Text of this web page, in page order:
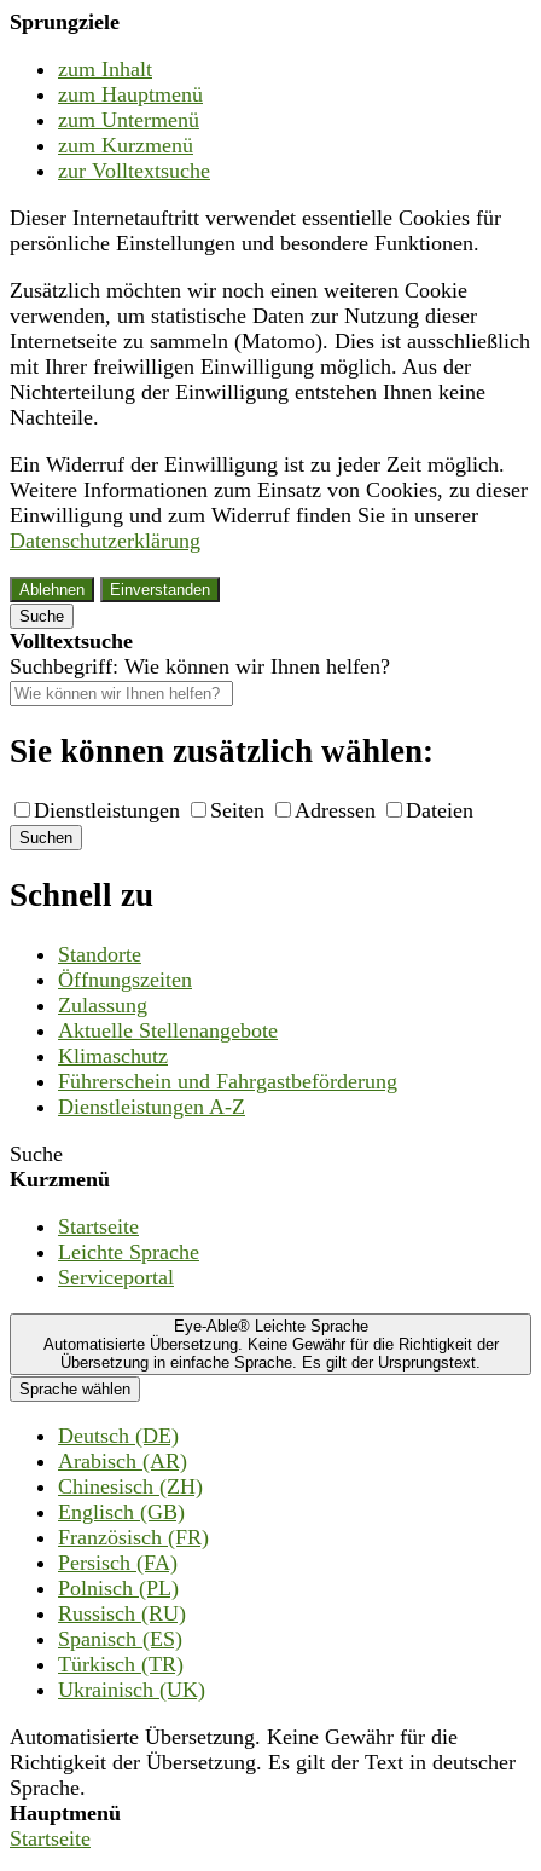
Sprungziele
zum Inhalt
zum Hauptmenü
zum Untermenü
zum Kurzmenü
zur Volltextsuche
Dieser Internetauftritt verwendet essentielle Cookies für
persönliche Einstellungen und besondere Funktionen.
Zusätzlich möchten wir noch einen weiteren Cookie
verwenden, um statistische Daten zur Nutzung dieser
Internetseite zu sammeln (Matomo). Dies ist ausschließlich
mit Ihrer freiwilligen Einwilligung möglich. Aus der
Nichterteilung der Einwilligung entstehen Ihnen keine
Nachteile.
Ein Widerruf der Einwilligung ist zu jeder Zeit möglich.
Weitere Informationen zum Einsatz von Cookies, zu dieser
Einwilligung und zum Widerruf finden Sie in unserer
Datenschutzerklärung
Ablehnen
Einverstanden
Suche
Volltextsuche
Suchbegriff: Wie können wir Ihnen helfen?
Sie können zusätzlich wählen:
Dienstleistungen Seiten Adressen Dateien
Suchen
Schnell zu
Standorte
Öffnungszeiten
Zulassung
Aktuelle Stellenangebote
Klimaschutz
Führerschein und Fahrgastbeförderung
Dienstleistungen A-Z
Suche
Kurzmenü
Startseite
Leichte Sprache
Serviceportal
Eye-Able® Leichte Sprache
Automatisierte Übersetzung. Keine Gewähr für die Richtigkeit der
Übersetzung in einfache Sprache. Es gilt der Ursprungstext.
Sprache wählen
Deutsch (DE)
Arabisch (AR)
Chinesisch (ZH)
Englisch (GB)
Französisch (FR)
Persisch (FA)
Polnisch (PL)
Russisch (RU)
Spanisch (ES)
Türkisch (TR)
Ukrainisch (UK)
Automatisierte Übersetzung. Keine Gewähr für die
Richtigkeit der Übersetzung. Es gilt der Text in deutscher
Sprache.
Hauptmenü
Startseite